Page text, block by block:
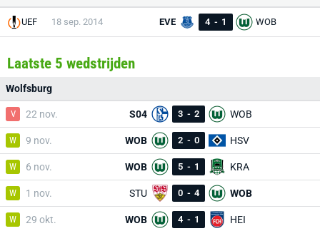
UEF 18 sep. 2014 EVE 4 - 1 WOB
Laatste 5 wedstrijden
Wolfsburg
V 22 nov. S04 3 - 2 WOB
W 9 nov. WOB 2 - 0 HSV
W 6 nov. WOB 5 - 1 KRA
W 1 nov. STU 0 - 4 WOB
W 29 okt. WOB 4 - 1 HEI